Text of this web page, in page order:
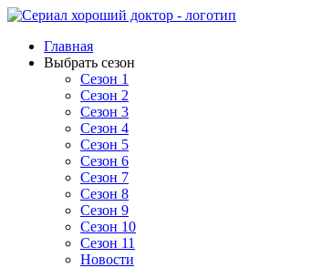
Главная
Выбрать сезон
Сезон 1
Сезон 2
Сезон 3
Сезон 4
Сезон 5
Сезон 6
Сезон 7
Сезон 8
Сезон 9
Сезон 10
Сезон 11
Новости